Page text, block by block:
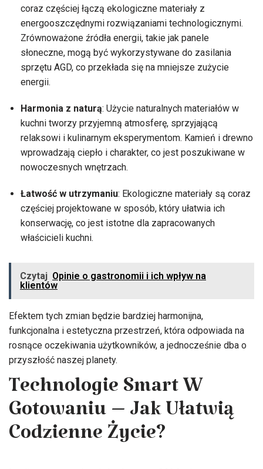
coraz częściej łączą ekologiczne materiały z
energooszczędnymi rozwiązaniami technologicznymi.
Zrównoważone źródła energii, takie jak panele
słoneczne, mogą być wykorzystywane do zasilania
sprzętu AGD, co przekłada się na mniejsze zużycie
energii.
Harmonia z naturą: Użycie naturalnych materiałów w
kuchni tworzy przyjemną atmosferę, sprzyjającą
relaksowi i kulinarnym eksperymentom. Kamień i drewno
wprowadzają ciepło i charakter, co jest poszukiwane w
nowoczesnych wnętrzach.
Łatwość w utrzymaniu: Ekologiczne materiały są coraz
częściej projektowane w sposób, który ułatwia ich
konserwację, co jest istotne dla zapracowanych
właścicieli kuchni.
Czytaj Opinie o gastronomii i ich wpływ na
klientów
Efektem tych zmian będzie bardziej harmonijna,
funkcjonalna i estetyczna przestrzeń, która odpowiada na
rosnące oczekiwania użytkowników, a jednocześnie dba o
przyszłość naszej planety.
Technologie Smart W
Gotowaniu – Jak Ułatwią
Codzienne Życie?